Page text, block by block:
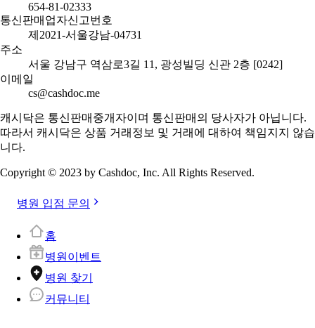
654-81-02333
통신판매업자신고번호
제2021-서울강남-04731
주소
서울 강남구 역삼로3길 11, 광성빌딩 신관 2층 [0242]
이메일
cs@cashdoc.me
캐시닥은 통신판매중개자이며 통신판매의 당사자가 아닙니다.
따라서 캐시닥은 상품 거래정보 및 거래에 대하여 책임지지 않습
니다.
Copyright © 2023 by Cashdoc, Inc. All Rights Reserved.
병원 입점 문의
홈
병원이벤트
병원 찾기
커뮤니티